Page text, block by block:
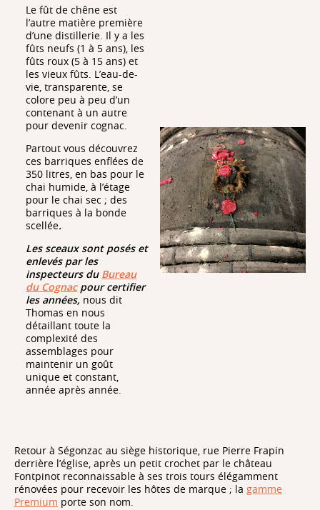
Le fût de chêne est
l’autre matière première
d’une distillerie. Il y a les
fûts neufs (1 à 5 ans), les
fûts roux (5 à 15 ans) et
les vieux fûts. L’eau-de-
vie, transparente, se
colore peu à peu d’un
contenant à un autre
pour devenir cognac.
Partout vous découvrez
ces barriques enflées de
350 litres, en bas pour le
chai humide, à l’étage
pour le chai sec ; des
barriques à la bonde
scellée.
Les sceaux sont posés et
enlevés par les
inspecteurs du Bureau
du Cognacpour certifier
les années, nous dit
Thomas en nous
détaillant toute la
complexité des
assemblages pour
maintenir un goût
unique et constant,
année après année.
Retour à Ségonzac au siège historique, rue Pierre Frapin
derrière l’église, après un petit crochet par le château
Fontpinot reconnaissable à ses trois tours élégamment
rénovées pour recevoir les hôtes de marque ; la gamme
Premium porte son nom.